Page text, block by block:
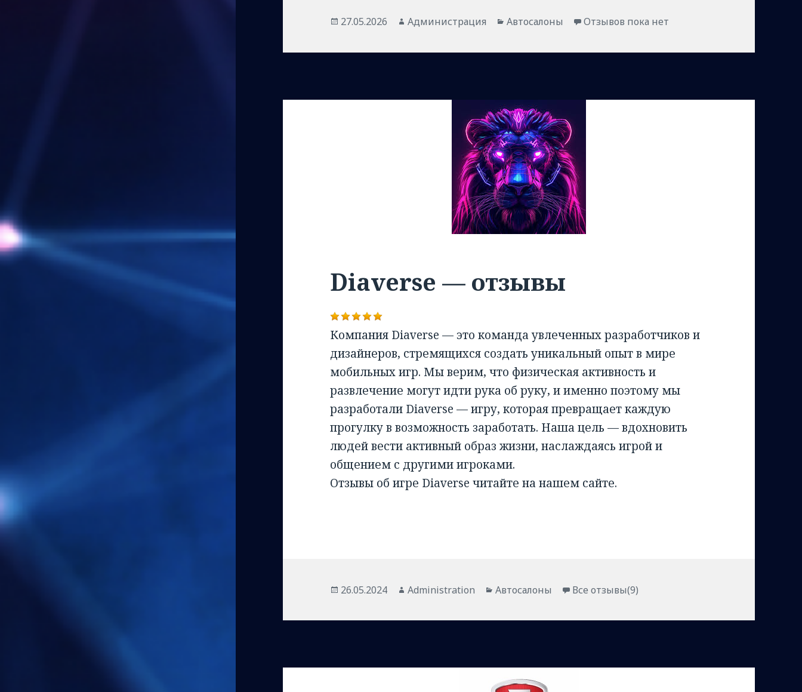
Опубликовано
27.05.2026 Автор
Администрация Рубрики
Автосалоны Отзывов пока нет
Diaverse — отзывы
Компания Diaverse — это команда увлеченных разработчиков и
дизайнеров, стремящихся создать уникальный опыт в мире
мобильных игр. Мы верим, что физическая активность и
развлечение могут идти рука об руку, и именно поэтому мы
разработали Diaverse — игру, которая превращает каждую
прогулку в возможность заработать. Наша цель — вдохновить
людей вести активный образ жизни, наслаждаясь игрой и
общением с другими игроками.
Отзывы об игре Diaverse читайте на нашем сайте.
Опубликовано
26.05.2024 Автор
Administration Рубрики
Автосалоны Все отзывы(9)